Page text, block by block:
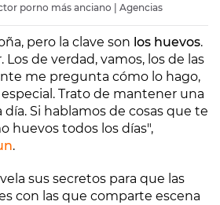
porno más anciano | Agencias
pero la clave son los huevos.
Los de verdad, vamos, los de las
me pregunta cómo lo hago,
Trato de mantener una
Si hablamos de cosas que te
huevos todos los días",
.
sus secretos para que las
con las que comparte escena